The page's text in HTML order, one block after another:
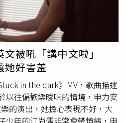
騷擾。蔡女丈夫提到，事發當
要好好把話說清楚，決定下來當
刀往死裡刺，刀刀是致命傷。
往自己身上輕輕刺了一下，假
面亂說謊，說一些憑空捏造的謊
清白，太可惡了」。
文被吼「講中文啦」
她好害羞
in the dark》MV，歌曲描述
以往偏歡樂曖味的情境，申力安
的演出，她擔心表現不好，大
少年的江尚儒非常會帶情緒，申